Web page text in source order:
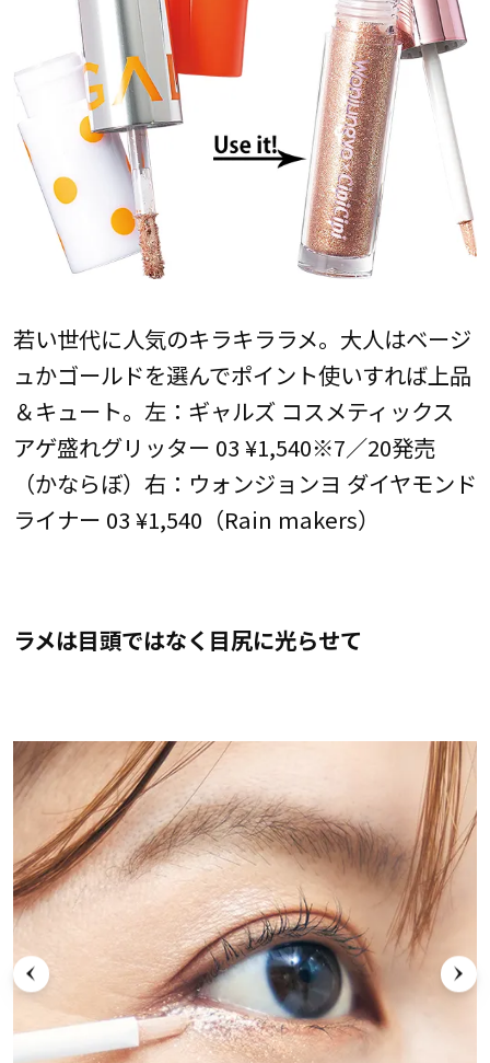
若い世代に人気のキラキララメ。大人はベージ
ュかゴールドを選んでポイント使いすれば上品
＆キュート。左：ギャルズ コスメティックス
アゲ盛れグリッター 03 ¥1,540※7／20発売
（かならぼ）右：ウォンジョンヨ ダイヤモンド
ライナー 03 ¥1,540（Rain makers）
ラメは目頭ではなく目尻に光らせて